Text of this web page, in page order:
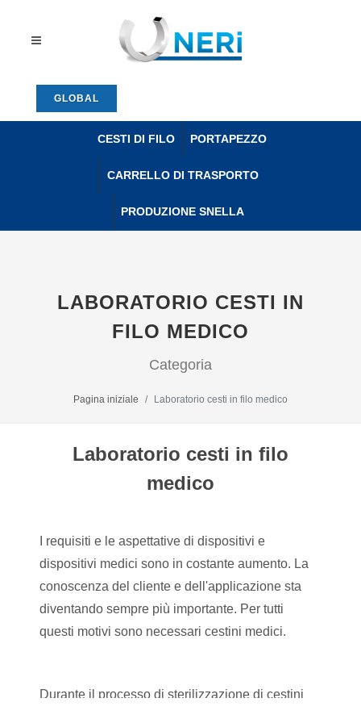
GLOBAL
CESTI DI FILO PORTAPEZZO
CARRELLO DI TRASPORTO
PRODUZIONE SNELLA
LABORATORIO CESTI IN
FILO MEDICO
Categoria
Pagina iniziale Laboratorio cesti in filo medico
Laboratorio cesti in filo
medico
I requisiti e le aspettative di dispositivi e
dispositivi medici sono in costante aumento. La
conoscenza del cliente e dell'applicazione sta
diventando sempre più importante. Per tutti
questi motivi sono necessari cestini medici.
Durante il processo di sterilizzazione di cestini